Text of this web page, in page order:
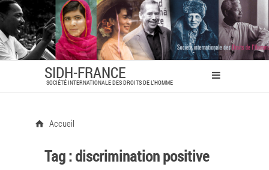
SIDH-FRANCE
SOCIÉTÉ INTERNATIONALE DES DROITS DE L'HOMME
Accueil
Tag :discrimination positive